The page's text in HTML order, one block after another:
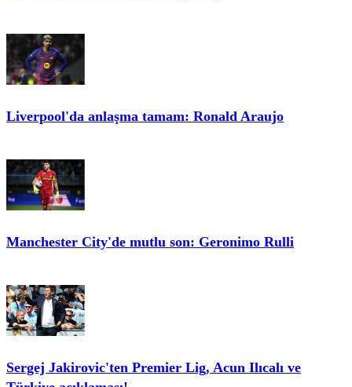
Liverpool'da anlaşma tamam: Ronald Araujo
Manchester City'de mutlu son: Geronimo Rulli
Sergej Jakirovic'ten Premier Lig, Acun Ilıcalı ve